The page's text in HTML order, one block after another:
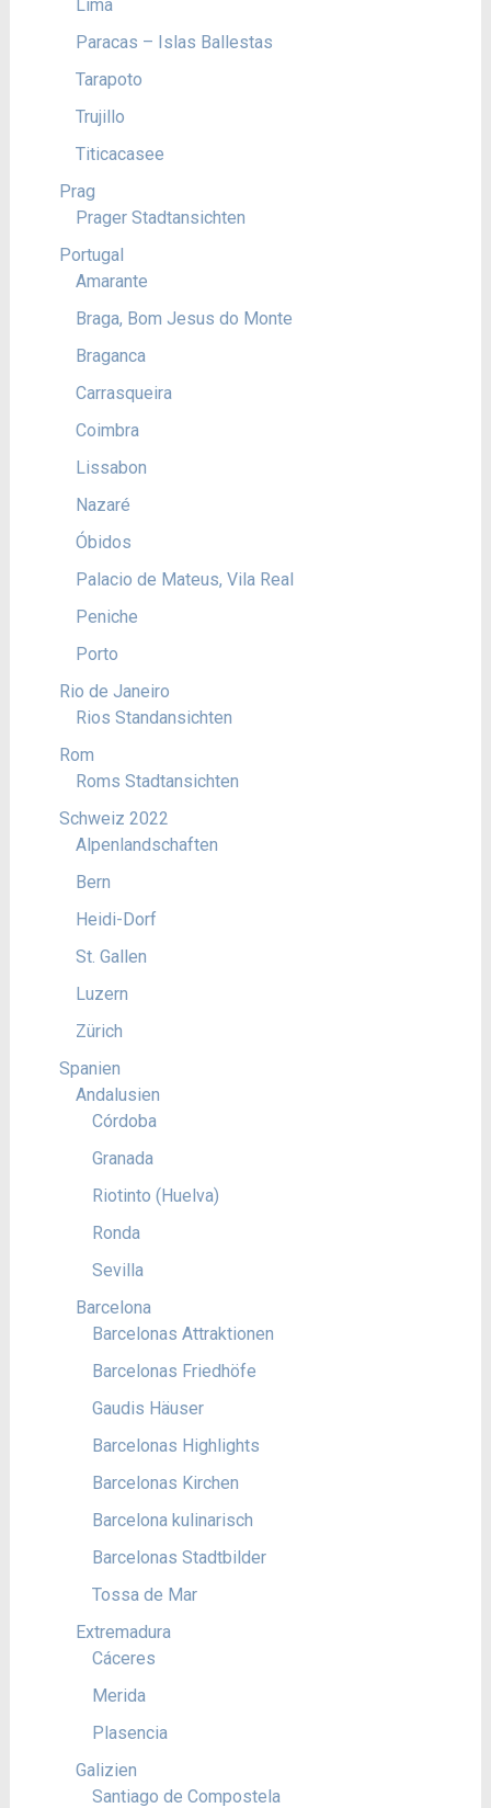
Lima
Paracas – Islas Ballestas
Tarapoto
Trujillo
Titicacasee
Prag
Prager Stadtansichten
Portugal
Amarante
Braga, Bom Jesus do Monte
Braganca
Carrasqueira
Coimbra
Lissabon
Nazaré
Óbidos
Palacio de Mateus, Vila Real
Peniche
Porto
Rio de Janeiro
Rios Standansichten
Rom
Roms Stadtansichten
Schweiz 2022
Alpenlandschaften
Bern
Heidi-Dorf
St. Gallen
Luzern
Zürich
Spanien
Andalusien
Córdoba
Granada
Riotinto (Huelva)
Ronda
Sevilla
Barcelona
Barcelonas Attraktionen
Barcelonas Friedhöfe
Gaudis Häuser
Barcelonas Highlights
Barcelonas Kirchen
Barcelona kulinarisch
Barcelonas Stadtbilder
Tossa de Mar
Extremadura
Cáceres
Merida
Plasencia
Galizien
Santiago de Compostela